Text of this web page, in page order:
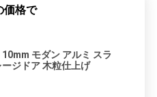
価格で
モダン アルミ スラ
ージドア 木粒仕上げ